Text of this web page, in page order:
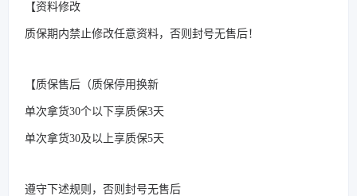
【资料修改
质保期内禁止修改任意资料，否则封号无售后！
【质保售后（质保停用换新
单次拿货30个以下享质保3天
单次拿货30及以上享质保5天
遵守下述规则，否则封号无售后